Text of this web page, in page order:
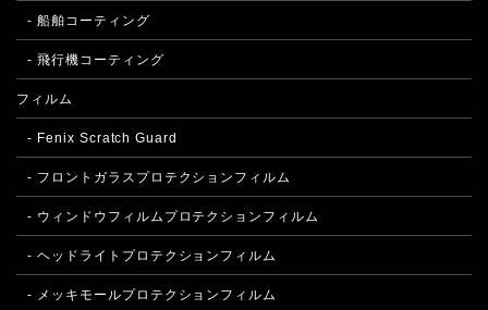
- 船舶コーティング
- 飛行機コーティング
フィルム
- Fenix Scratch Guard
- フロントガラスプロテクションフィルム
- ウィンドウフィルムプロテクションフィルム
- ヘッドライトプロテクションフィルム
- メッキモールプロテクションフィルム